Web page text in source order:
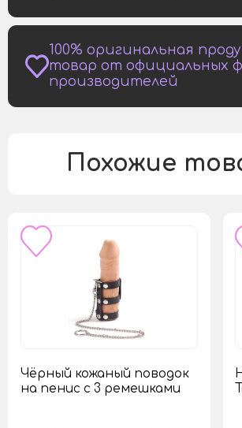
100% оригинальная
товар от официальных
производителей
Похожие
Чёрный кожаный поводок
на пенис с 3 ремешками